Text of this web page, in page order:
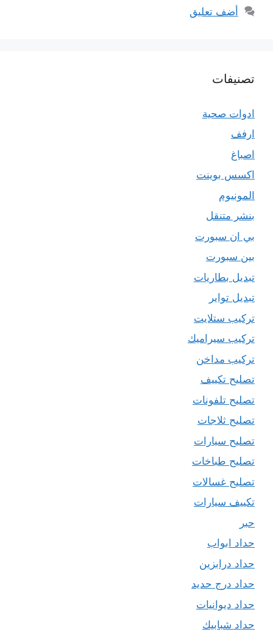
أضف تعليق
تصنيفات
ادوات صحية
ارفف
اصباغ
اكسس بوينت
المونيوم
بنشر متنقل
بي ان سبورت
بين سبورت
تبديل بطاريات
تبديل تواير
تركيب ستلايت
تركيب سيراميك
تركيب مداخن
تصليح تكييف
تصليح تلفونات
تصليح ثلاجات
تصليح سيارات
تصليح طباخات
تصليح غسالات
تكييف سيارات
حبر
حداد ابواب
حداد درابزين
حداد درج حديد
حداد ديوانيات
حداد شبابيك